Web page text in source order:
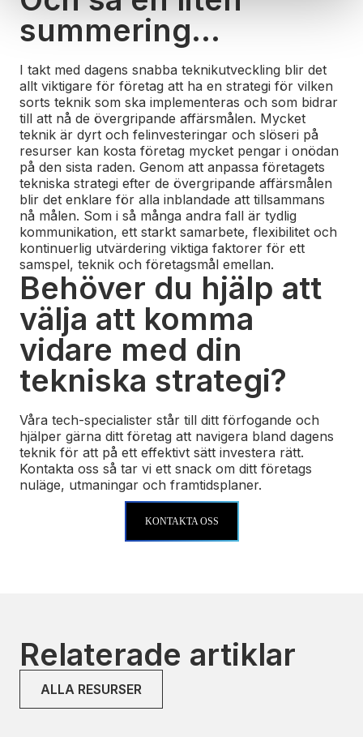
summering…
I takt med dagens snabba teknikutveckling blir det
allt viktigare för företag att ha en strategi för vilken
sorts teknik som ska implementeras och som bidrar
till att nå de övergripande affärsmålen. Mycket
teknik är dyrt och felinvesteringar och slöseri på
resurser kan kosta företag mycket pengar i onödan
på den sista raden. Genom att anpassa företagets
tekniska strategi efter de övergripande affärsmålen
blir det enklare för alla inblandade att tillsammans
nå målen. Som i så många andra fall är tydlig
kommunikation, ett starkt samarbete, flexibilitet och
kontinuerlig utvärdering viktiga faktorer för ett
samspel, teknik och företagsmål emellan.
Behöver du hjälp att
välja att komma
vidare med din
tekniska strategi?
Våra tech-specialister står till ditt förfogande och
hjälper gärna ditt företag att navigera bland dagens
teknik för att på ett effektivt sätt investera rätt.
Kontakta oss så tar vi ett snack om ditt företags
nuläge, utmaningar och framtidsplaner.
KONTAKTA OSS
Relaterade artiklar
ALLA RESURSER